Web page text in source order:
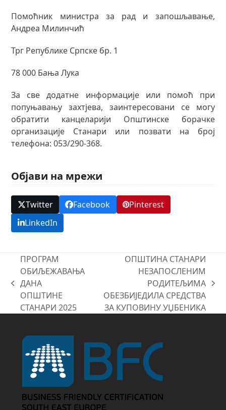
Помоћник министра за рад и запошљавање,
Андреа Милинчић
Трг Републике Српске бр. 1
78 000 Бања Лука
За све додатне информације или помоћ при
попуњавању захтјева, заинтересовани се могу
обратити канцеларији Општинске борачке
организације Станари или позвати на број
телефона: 053/290-368.
Објави на мрежи
Twitter Facebook
Pinterest
LinkedIn
previous
post:
ПРОГРАМ
ОБИЉЕЖАВАЊА
ДАНА
ОПШТИНЕ
СТАНАРИ 2025
post:
ОПШТИНА СТАНАРИ
НЕЗАПОСЛЕНИМ
РОДИТЕЉИМА
ОБЕЗБИЈЕДИЛА СРЕДСТВА
ЗА КУПОВИНУ УЏБЕНИКА